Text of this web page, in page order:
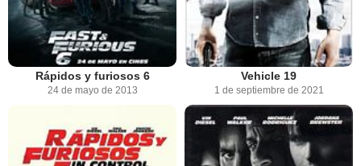
Rápidos y furiosos 6
24 de mayo de 2013
Vehicle 19
1 de septiembre de 2021